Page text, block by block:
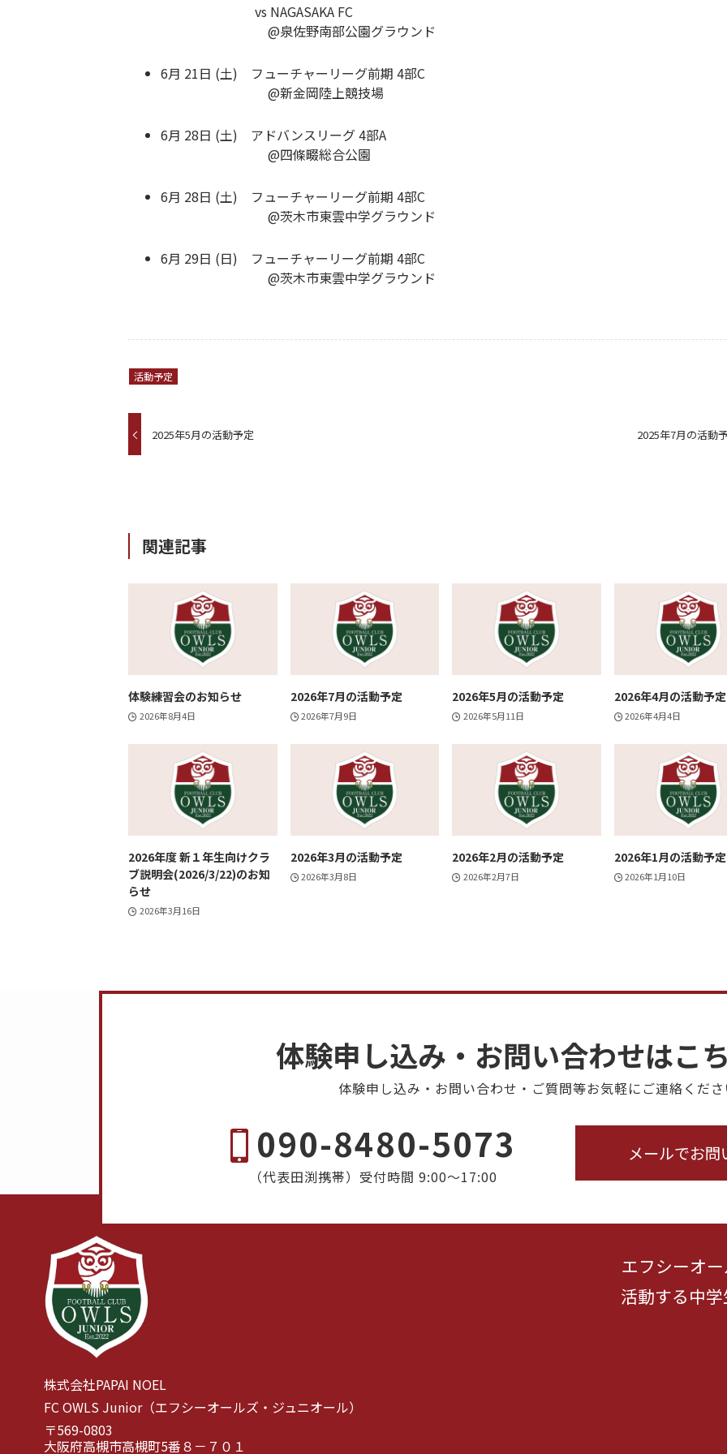
vs NAGASAKA FC
@泉佐野南部公園グラウンド
6月 21日 (土) フューチャーリーグ前期 4部C
@新金岡陸上競技場
6月 28日 (土) アドバンスリーグ 4部A
@四條畷総合公園
6月 28日 (土) フューチャーリーグ前期 4部C
@茨木市東雲中学グラウンド
6月 29日 (日) フューチャーリーグ前期 4部C
@茨木市東雲中学グラウンド
活動予定
2025年5月の活動予定 2025年7月の活動
関連記事
体験練習会のお知らせ
2026年8月4日
2026年7月の活動予定
2026年7月9日
2026年5月の活動予定
2026年5月11日
2026年4月の活動予定
2026年4月4日
2026年度 新１年生向けクラ
ブ説明会(2026/3/22)のお知
らせ
2026年3月16日
2026年3月の活動予定
2026年3月8日
2026年2月の活動予定
2026年2月7日
2026年1月の活動予定
2026年1月10日
体験申し込み・お問い合わせはこ
体験申し込み・お問い合わせ・ご質問等お気軽にご連絡くだ
090-8480-5073
（代表田渕携帯）受付時間 9:00～17:00
メールでお問
株式会社PAPAI NOEL
FC OWLS Junior（エフシーオールズ・ジュニオール）
〒569-0803
大阪府高槻市高槻町5番８－７０１
エフシーオ
活動する中